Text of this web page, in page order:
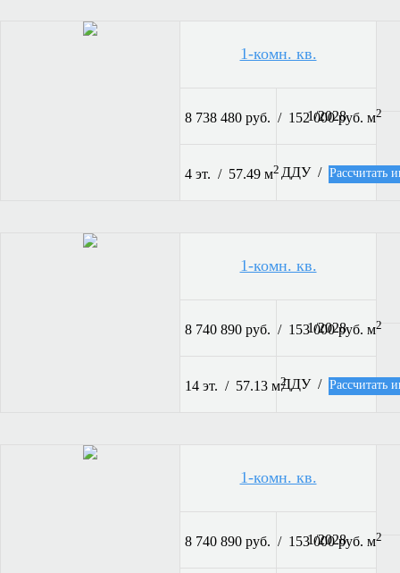
1-комн. кв.
8 738 480 руб. / 152 000 руб. м2
1/2028
4 эт. / 57.49 м2 ДДУ / Рассчитать
1-комн. кв.
8 740 890 руб. / 153 000 руб. м2
1/2028
14 эт. / 57.13 м2
ДДУ / Рассчитать
1-комн. кв.
8 740 890 руб. / 153 000 руб. м2
1/2028